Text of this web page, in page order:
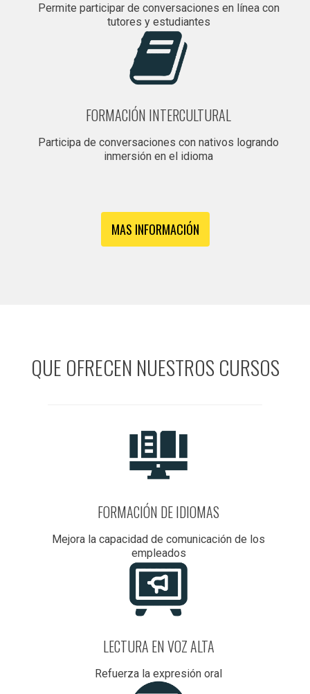
Permite participar de conversaciones en línea con
tutores y estudiantes
FORMACIÓN INTERCULTURAL
Participa de conversaciones con nativos logrando
inmersión en el idioma
MAS INFORMACIÓN
QUE OFRECEN NUESTROS CURSOS
FORMACIÓN DE IDIOMAS
Mejora la capacidad de comunicación de los
empleados
LECTURA EN VOZ ALTA
Refuerza la expresión oral